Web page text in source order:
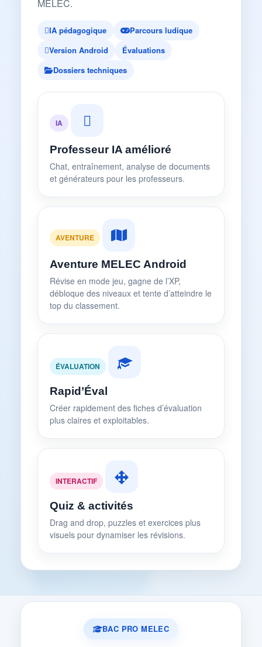
MELEC.
IA pédagogique
Parcours ludique
Version Android
Évaluations
Dossiers techniques
IA
Professeur IA amélioré
Chat, entraînement, analyse de documents
et générateurs pour les professeurs.
AVENTURE
Aventure MELEC Android
Révise en mode jeu, gagne de l’XP,
débloque des niveaux et tente d’atteindre le
top du classement.
ÉVALUATION
Rapid’Éval
Créer rapidement des fiches d’évaluation
plus claires et exploitables.
INTERACTIF
Quiz & activités
Drag and drop, puzzles et exercices plus
visuels pour dynamiser les révisions.
BAC PRO MELEC